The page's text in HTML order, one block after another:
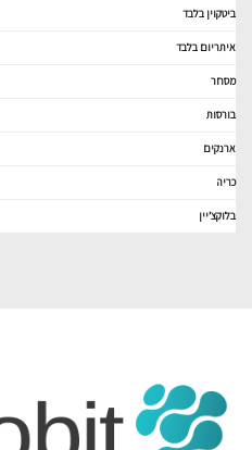
ביטקוין בלבד
איתריום בלבד
מסחר
בורסות
ארנקים
כריה
בלוקצ’יין